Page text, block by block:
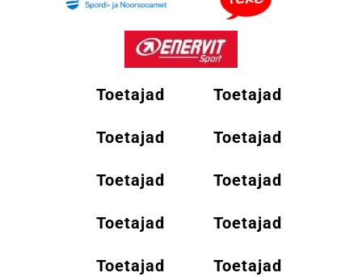
Toetajad Toetajad
Toetajad Toetajad
Toetajad Toetajad
Toetajad Toetajad
Toetajad Toetajad